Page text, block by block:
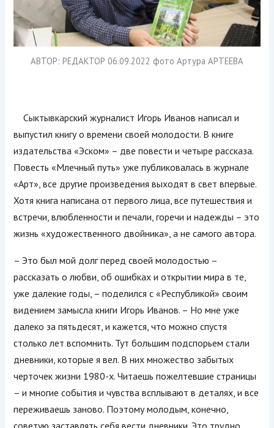
АВТОР: РЕДАКТОР 06.09.2022 фото Артура АРТЕЕВА
Сыктывкарский журналист Игорь Иванов написал и
выпустил книгу о времени своей молодости. В книге
издательства «Эском» – две повести и четыре рассказа.
Повесть «Млечный путь» уже публиковалась в журнале
«Арт», все другие произведения выходят в свет впервые.
Хотя книга написана от первого лица, все путешествия и
встречи, влюбленности и печали, горечи и надежды – это
жизнь «художественного двойника», а не самого автора.
– Это был мой долг перед своей молодостью –
рассказать о любви, об ошибках и открытии мира в те,
уже далекие годы, – поделился с «Республикой» своим
видением замысла книги Игорь Иванов. – Но мне уже
далеко за пятьдесят, и кажется, что можно спустя
столько лет вспомнить. Тут большим подспорьем стали
дневники, которые я вел. В них множество забытых
черточек жизни 1980-х. Читаешь пожелтевшие страницы
– и многие события и чувства всплывают в деталях, и все
переживаешь заново. Поэтому молодым, конечно,